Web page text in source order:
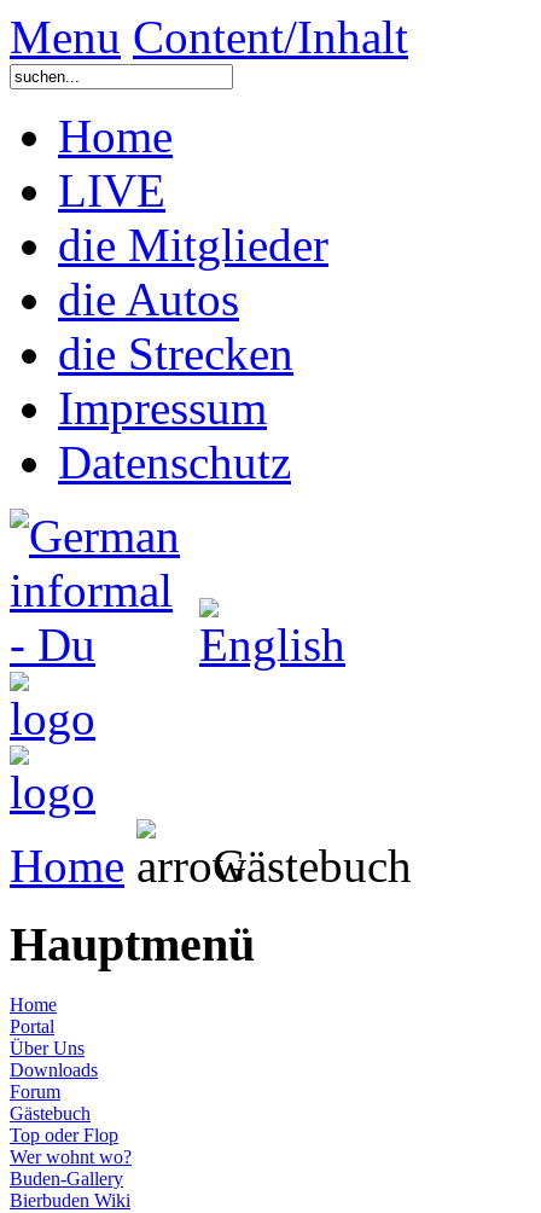
Menu Content/Inhalt
Home
LIVE
die Mitglieder
die Autos
die Strecken
Impressum
Datenschutz
Home Gästebuch
Hauptmenü
Home
Portal
Über Uns
Downloads
Forum
Gästebuch
Top oder Flop
Wer wohnt wo?
Buden-Gallery
Bierbuden Wiki